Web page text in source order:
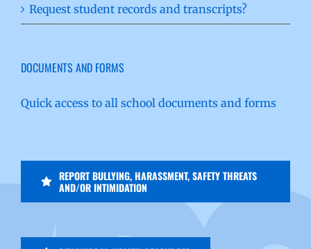
Request student records and transcripts?
DOCUMENTS AND FORMS
Quick access to all school documents and forms
REPORT BULLYING, HARASSMENT, SAFETY THREATS
AND/OR INTIMIDATION